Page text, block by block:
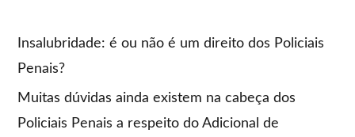
Insalubridade: é ou não é um direito dos Policiais
Penais?
Muitas dúvidas ainda existem na cabeça dos
Policiais Penais a respeito do Adicional de